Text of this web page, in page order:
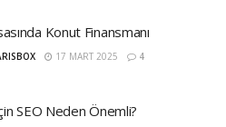
Konut Finansmanı
17 MART 2025 4
SEO Neden Önemli?